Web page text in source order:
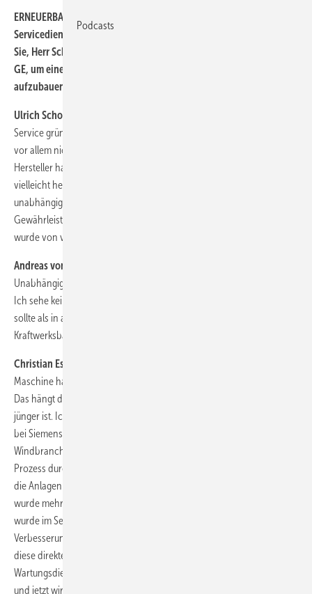
ERNEUERBARE ENERGIEN:
Servicedienstleister sind heute fester Bestandteil der Windbranche.
Sie, Herr Schomakers, kamen einst vom Windturbinen-Hersteller
GE, um einen herstellerunabhängigen Wartungsservice
aufzubauen. Fehlte es damals an unabhängigen Serviceanbietern?
Ulrich Schomakers, Availon-Geschäftsführer:
Service gründeten, heute Availon, gab es kaum freie Serviceanbieter,
vor allem nicht für Windenergieanlagen größer als ein Megawatt. Viele
Hersteller hatten den Service noch nicht so ernst genommen wie
vielleicht heute. Vor allem im Multimegawattbereich mussten
unabhängige Serviceanbieter auch nach Ablauf der
Gewährleistungszeit versuchen, das Produkt zu verbessern. Dieses
wurde von vielen Herstellern nicht wahrgenommen.
Andreas von Bobart, Wind-Chef bei GE Deutschland:
Unabhängigen zeigt, dass deren Markteintritt ein wichtiger Schritt war.
Ich sehe keinen Grund, warum es in der Windbranche anders laufen
sollte als in anderen Branchen, in denen es vom Automobil bis zum
Kraftwerksbau unabhängige Wartungsdienstleister gibt.
Christian Essiger, Serviceleiter Nordex:
Maschine haben die Tür für den unabhängigen Service aufgemacht.
Das hängt damit zusammen, dass die Windbranche noch etwas
jünger ist. Ich komme aus dem Wartungsbereich für Bahninfrastruktur
bei Siemens. Dort steht schon lange die Wartung im Fokus. In der
Windbranche haben wir da in den letzten zehn bis 15 Jahren einen
Prozess durchgemacht. Da boten unabhängige Wartungsdienste für
die Anlagen auch längere Vertragslaufzeiten an. Auch hierdurch
wurde mehr auf Wartungsfreundlichkeit geschaut und vor allem
wurde im Service dann mehr Wert auf die kontinuierliche
Verbesserung von Bestandsanlagen gelegt. Ich weiß jetzt nicht, ob
diese direkte Kausalität besteht: Es gibt nun unabhängige
Wartungsdienstleister, alle Turbinenhersteller kriegen große Augen
und jetzt wird sich erstmals die Wartung der Anlagen als Aufgabe
Podcasts